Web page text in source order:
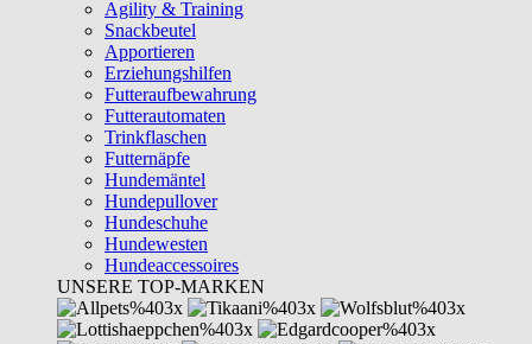
Agility & Training
Snackbeutel
Apportieren
Erziehungshilfen
Futteraufbewahrung
Futterautomaten
Trinkflaschen
Futternäpfe
Hundemäntel
Hundepullover
Hundeschuhe
Hundewesten
Hundeaccessoires
UNSERE TOP-MARKEN